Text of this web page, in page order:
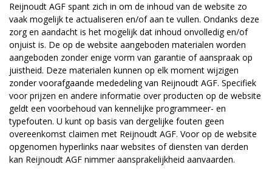
Reijnoudt AGF spant zich in om de inhoud van de website zo
vaak mogelijk te actualiseren en/of aan te vullen. Ondanks deze
zorg en aandacht is het mogelijk dat inhoud onvolledig en/of
onjuist is. De op de website aangeboden materialen worden
aangeboden zonder enige vorm van garantie of aanspraak op
juistheid. Deze materialen kunnen op elk moment wijzigen
zonder voorafgaande mededeling van Reijnoudt AGF. Specifiek
voor prijzen en andere informatie over producten op de website
geldt een voorbehoud van kennelijke programmeer- en
typefouten. U kunt op basis van dergelijke fouten geen
overeenkomst claimen met Reijnoudt AGF. Voor op de website
opgenomen hyperlinks naar websites of diensten van derden
kan Reijnoudt AGF nimmer aansprakelijkheid aanvaarden.